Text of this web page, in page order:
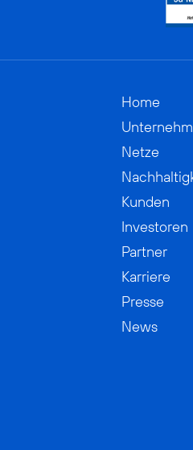
Home
Netze
Kunden
Investoren
Partner
Karriere
Presse
News